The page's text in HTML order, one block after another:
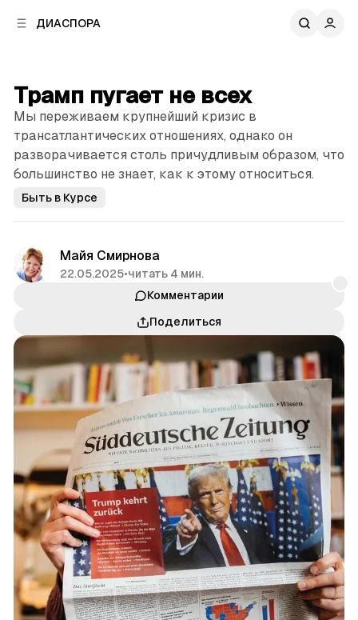
ДИАСПОРА
Трамп пугает не всех
Мы переживаем крупнейший кризис в
трансатлантических отношениях, однако он
разворачивается столь причудливым образом, что
большинство не знает, как к этому относиться.
Быть в Курсе
Майя Смирнова
22.05.2025•читать 4 мин.
Комментарии
Поделиться